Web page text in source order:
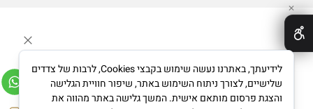
✕
לידיעתך, באתרנו נעשה שימוש בקבצי Cookies, לרבות של צדדים
שלישיים, לצורך ניתוח השימוש באתר, שיפור חוויית הגלישה
והצגת פרסום מותאם אישית. המשך גלישה באתר מהווה את